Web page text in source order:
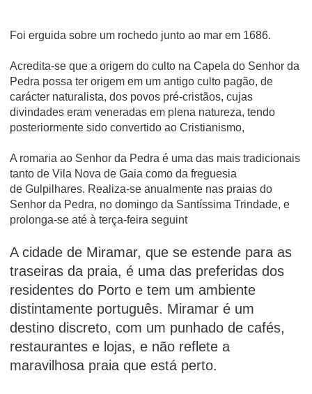
Foi erguida sobre um rochedo junto ao mar em 1686.
Acredita-se que a origem do culto na Capela do Senhor da
Pedra possa ter origem em um antigo culto pagão, de
carácter naturalista, dos povos pré-cristãos, cujas
divindades eram veneradas em plena natureza, tendo
posteriormente sido convertido ao Cristianismo,
A romaria ao Senhor da Pedra é uma das mais tradicionais
tanto de Vila Nova de Gaia como da freguesia
de Gulpilhares. Realiza-se anualmente nas praias do
Senhor da Pedra, no domingo da Santíssima Trindade, e
prolonga-se até à terça-feira seguint
A cidade de Miramar, que se estende para as
traseiras da praia, é uma das preferidas dos
residentes do Porto e tem um ambiente
distintamente português. Miramar é um
destino discreto, com um punhado de cafés,
restaurantes e lojas, e não reflete a
maravilhosa praia que está perto.